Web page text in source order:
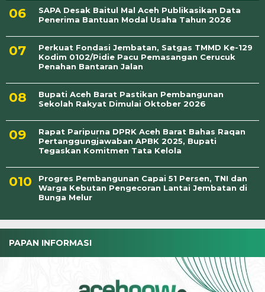
SAPA Desak Baitul Mal Aceh Publikasikan Data
Penerima Bantuan Modal Usaha Tahun 2026
Perkuat Fondasi Jembatan, Satgas TMMD Ke-129
Kodim 0102/Pidie Pacu Pemasangan Cerucuk
Penahan Bantaran Jalan
Bupati Aceh Barat Pastikan Pembangunan
Sekolah Rakyat Dimulai Oktober 2026
Rapat Paripurna DPRK Aceh Barat Bahas Raqan
Pertanggungjawaban APBK 2025, Bupati
Tegaskan Komitmen Tata Kelola
Progres Pembangunan Capai 51 Persen, TNI dan
Warga Kebutan Pengecoran Lantai Jembatan di
Bunga Melur
PAPAN INFORMASI